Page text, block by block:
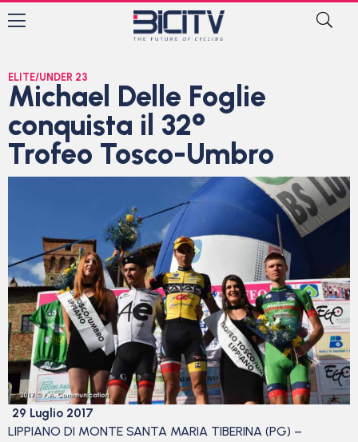
ELITE/UNDER 23
Michael Delle Foglie
conquista il 32°
Trofeo Tosco-Umbro
29 Luglio 2017
LIPPIANO DI MONTE SANTA MARIA TIBERINA (PG) –